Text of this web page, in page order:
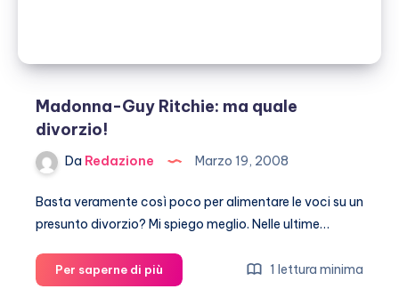
Madonna-Guy Ritchie: ma quale
divorzio!
Da Redazione Marzo 19, 2008
Basta veramente così poco per alimentare le voci su un
presunto divorzio? Mi spiego meglio. Nelle ultime…
Per saperne di più
Guy
1 lettura minima